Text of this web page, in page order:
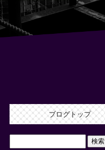
ブログトップ